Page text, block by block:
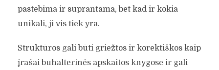
pastebima ir suprantama, bet kad ir kokia
unikali, ji vis tiek yra.
Struktūros gali būti griežtos ir korektiškos kaip
įrašai buhalterinės apskaitos knygose ir gali